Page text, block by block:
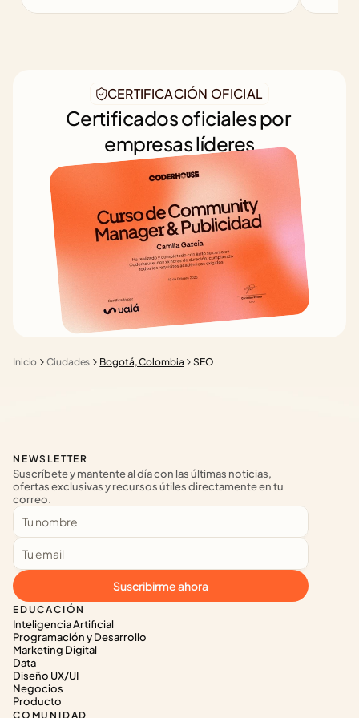
Inicio Ciudades Bogotá, Colombia SEO
CERTIFICACIÓN OFICIAL
Certificados oficiales por
empresas líderes
EDUCACIÓN
Inteligencia Artificial
Programación y Desarrollo
Marketing Digital
Data
Diseño UX/UI
Negocios
Producto
COMUNIDAD
NEWSLETTER
Suscríbete y mantente al día con las últimas noticias,
ofertas exclusivas y recursos útiles directamente en tu
correo.
Suscribirme ahora